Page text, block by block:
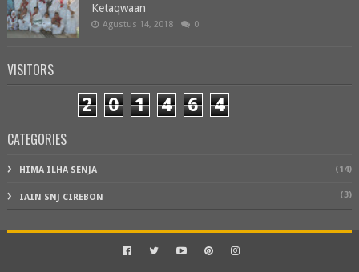
Ketaqwaan
Agustus 14, 2018 0
VISITORS
2 0 1 4 6 4
CATEGORIES
HIMA ILHA SENJA (14)
IAIN SNJ CIREBON (3)